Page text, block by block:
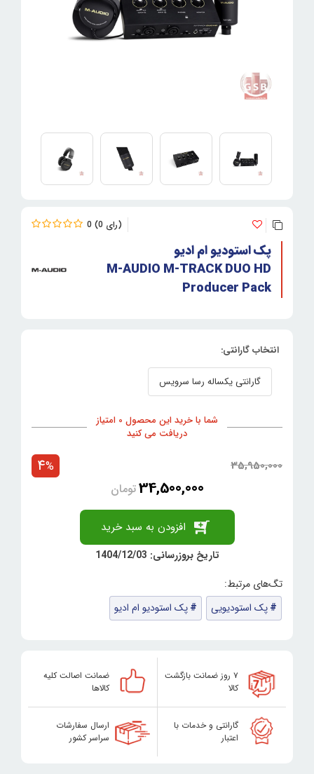
0 0
پک استودیو ام ادیو
M-AUDIO M-TRACK DUO HD
Producer Pack
انتخاب گارانتی:
گارانتی یکساله رسا سرویس
شما با خرید این محصول 0 امتیاز
دریافت می کنید
35,950,000
34,500,000تومان
4%
افزودن به سبد خرید
تاریخ بروزرسانی: 1404/12/03
پک استودیویی پک استودیو ام ادیو
۷ روز ضمانت بازگشت
کالا
ضمانت اصالت کلیه
کالاها
گارانتی و خدمات با
اعتبار
ارسال سفارشات
سراسر کشور